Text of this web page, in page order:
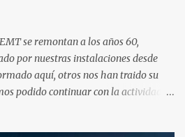
se remontan a los años 60,
por nuestras instalaciones desde
aquí, otros nos han traido su
podido continuar con la actividad